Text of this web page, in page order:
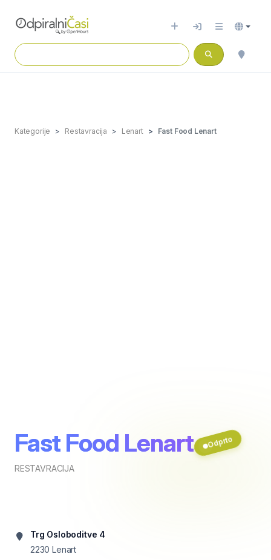
Kategorije Restavracija Lenart Fast Food Lenart
Fast Food Lenart
RESTAVRACIJA
Odprto
Trg Osloboditve 4
2230 Lenart